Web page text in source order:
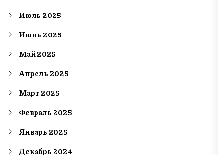
Июль 2025
Июнь 2025
Май 2025
Апрель 2025
Март 2025
Февраль 2025
Январь 2025
Декабрь 2024